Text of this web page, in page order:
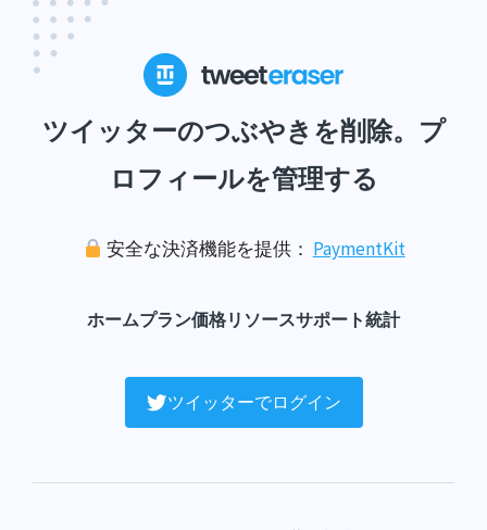
ツイッターのつぶやきを削除。プ
ロフィールを管理する
安全な決済機能を提供： PaymentKit
ホームプラン価格リソースサポート統計
ツイッターでログイン